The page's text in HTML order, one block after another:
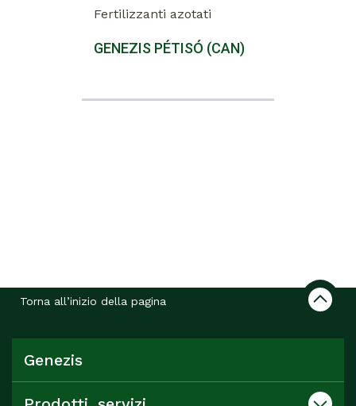
Fertilizzanti azotati
GENEZIS PÉTISÓ (CAN)
Torna all’inizio della pagina
Genezis